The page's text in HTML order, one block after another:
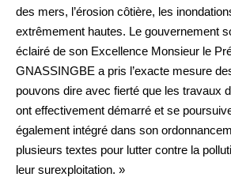
des mers, l’érosion côtière, les
extrêmement hautes. Le gouvernement
éclairé de son Excellence Monsieur le
GNASSINGBE a pris l’exacte mesure
pouvons dire avec fierté que les travaux
ont effectivement démarré et se
également intégré dans son
plusieurs textes pour lutter contre la
leur surexploitation. »